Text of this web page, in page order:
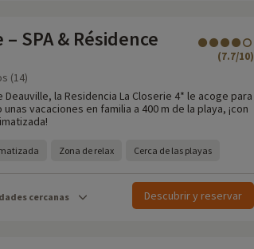
– SPA & Résidence
(7.7/10)
(14)
Deauville, la Residencia La Closerie 4* le acoge para
vacaciones en familia a 400 m de la playa, ¡con
Zona de relax Cerca de las playas
cercanas Descubrir y reservar